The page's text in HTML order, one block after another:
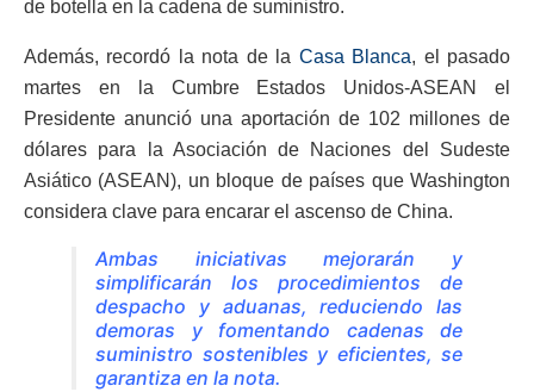
de botella en la cadena de suministro.
Además, recordó la nota de la Casa Blanca, el pasado
martes en la Cumbre Estados Unidos-ASEAN el
Presidente anunció una aportación de 102 millones de
dólares para la Asociación de Naciones del Sudeste
Asiático (ASEAN), un bloque de países que Washington
considera clave para encarar el ascenso de China.
Ambas iniciativas mejorarán y
simplificarán los procedimientos de
despacho y aduanas, reduciendo las
demoras y fomentando cadenas de
suministro sostenibles y eficientes, se
garantiza en la nota.